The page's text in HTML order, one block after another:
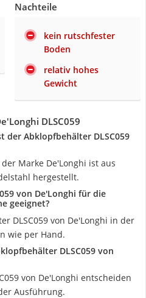
Nachteile
kein rutschfester
Boden
relativ hohes
Gewicht
DLSC059
der Abklopfbehälter DLSC059
Marke De'Longhi ist aus
hergestellt.
von De'Longhi für die
geeignet?
DLSC059 von De'Longhi in der
wie per Hand.
DLSC059 von
von De'Longhi entscheiden
Ausführung.